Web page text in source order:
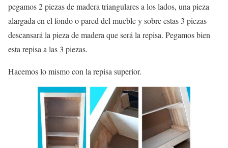
pegamos 2 piezas de madera triangulares a los lados, una pieza
alargada en el fondo o pared del mueble y sobre estas 3 piezas
descansará la pieza de madera que será la repisa. Pegamos bien
esta repisa a las 3 piezas.
Hacemos lo mismo con la repisa superior.